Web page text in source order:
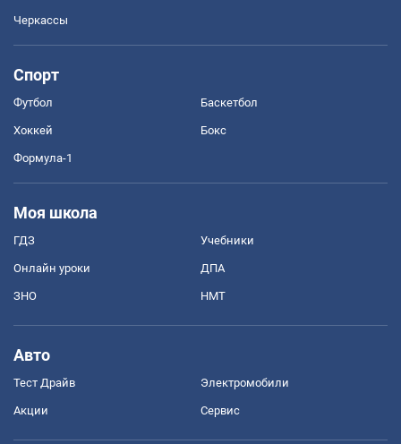
Черкассы
Спорт
Футбол Баскетбол
Хоккей Бокс
Формула-1
Моя школа
ГДЗ Учебники
Онлайн уроки ДПА
ЗНО НМТ
Авто
Тест Драйв Электромобили
Акции Сервис